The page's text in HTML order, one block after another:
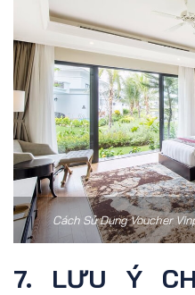
Cách Sử Dụng Voucher
7. LƯU Ý